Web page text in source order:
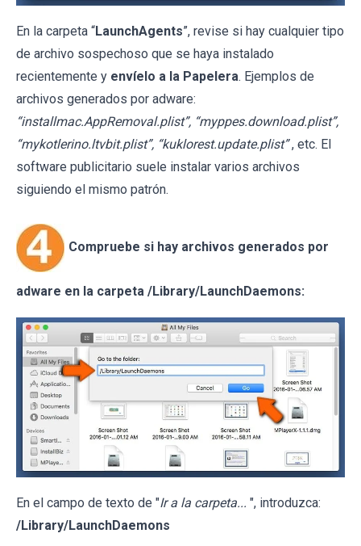
En la carpeta “LaunchAgents”, revise si hay cualquier tipo
de archivo sospechoso que se haya instalado
recientemente y envíelo a la Papelera. Ejemplos de
archivos generados por adware:
“installmac.AppRemoval.plist”, “myppes.download.plist”,
“mykotlerino.ltvbit.plist”, “kuklorest.update.plist” , etc. El
software publicitario suele instalar varios archivos
siguiendo el mismo patrón.
Compruebe si hay archivos generados por
adware en la carpeta /Library/LaunchDaemons:
En el campo de texto de "Ir a la carpeta... ", introduzca:
/Library/LaunchDaemons